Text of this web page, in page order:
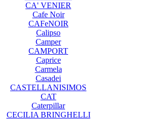
CA' VENIER
Cafe Noir
CAFeNOIR
Calipso
Camper
CAMPORT
Caprice
Carmela
Casadei
CASTELLANISIMOS
CAT
Caterpillar
CECILIA BRINGHELLI